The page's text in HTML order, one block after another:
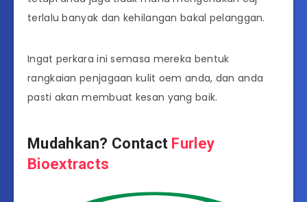
terlalu banyak dan kehilangan bakal pelanggan.
Ingat perkara ini semasa mereka bentuk
rangkaian penjagaan kulit oem anda, dan anda
pasti akan membuat kesan yang baik.
Mudahkan? Contact Furley
Bioextracts